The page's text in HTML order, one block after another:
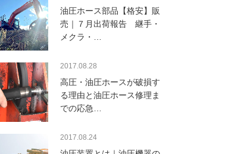
油圧ホース部品【格安】販
売｜７月出荷報告 継手・
メクラ・…
2017.08.28
高圧・油圧ホースが破損す
る理由と油圧ホース修理ま
での応急…
2017.08.24